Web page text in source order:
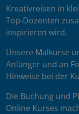
Kreativreisen in
Top-Dozenten
inspirieren wird.
Unsere Malkurse
Anfänger und an
Hinweise bei der
Die Buchung und
Online Kurses